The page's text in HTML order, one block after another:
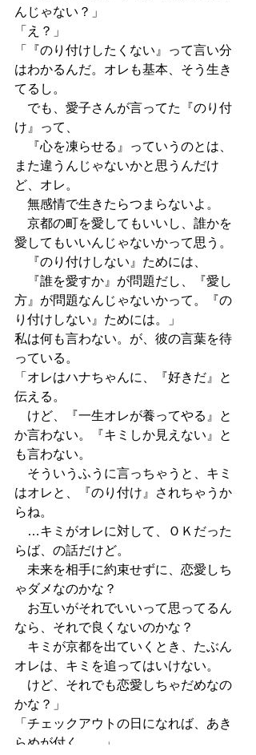
んじゃない？」
「え？」
「『のり付けしたくない』って言い分
はわかるんだ。オレも基本、そう生き
てるし。
でも、愛子さんが言ってた『のり付
け』って、
『心を凍らせる』っていうのとは、
また違うんじゃないかと思うんだけ
ど、オレ。
無感情で生きたらつまらないよ。
京都の町を愛してもいいし、誰かを
愛してもいいんじゃないかって思う。
『のり付けしない』ためには、
『誰を愛すか』が問題だし、『愛し
方』が問題なんじゃないかって。『の
り付けしない』ためには。」
私は何も言わない。が、彼の言葉を待
っている。
「オレはハナちゃんに、『好きだ』と
伝える。
けど、『一生オレが養ってやる』と
か言わない。『キミしか見えない』と
も言わない。
そういうふうに言っちゃうと、キミ
はオレと、『のり付け』されちゃうか
らね。
…キミがオレに対して、ＯＫだった
らば、の話だけど。
未来を相手に約束せずに、恋愛しち
ゃダメなのかな？
お互いがそれでいいって思ってるん
なら、それで良くないのかな？
キミが京都を出ていくとき、たぶん
オレは、キミを追ってはいけない。
けど、それでも恋愛しちゃだめなの
かな？」
「チェックアウトの日になれば、あき
らめが付く…。」